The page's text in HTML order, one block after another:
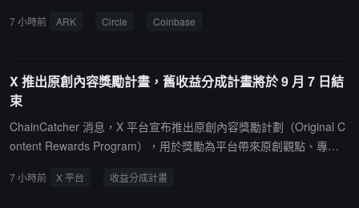
15 股 SpaceX（SPCX）股票，按 133.1 美元價格計算，價值約 1,52
7 小時前 ARK Circle Coinbase
X 推出原創內容獎勵計畫，舊收益分成計畫將於 9 月 7 日結
束
ChainCatcher 消息，X 平台宣布推出原創內容獎勵計劃（Original C
ontent Rewards Program），用於獎勵為平台帶來原創觀點、專業
原收益分成計劃。現有收益分成計劃用戶仍可繼續獲得收益至 9 月 7
7 小時前 X 平台 收益分成計畫